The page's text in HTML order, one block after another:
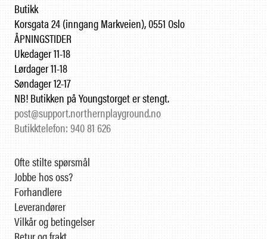
Butikk
Korsgata 24 (inngang Markveien), 0551 Oslo
ÅPNINGSTIDER
Ukedager 11-18
Lørdager 11-18
Søndager 12-17
NB! Butikken på Youngstorget er stengt.
post@support.northernplayground.no
Butikktelefon: 940 81 626
Ofte stilte spørsmål
Jobbe hos oss?
Forhandlere
Leverandører
Vilkår og betingelser